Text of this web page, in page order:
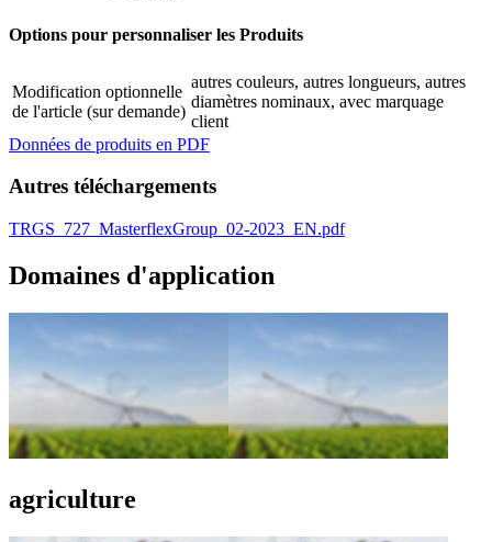
Options pour personnaliser les Produits
Modification optionnelle
de l'article (sur demande)
autres couleurs, autres longueurs, autres
diamètres nominaux, avec marquage
client
Données de produits en PDF
Autres téléchargements
TRGS_727_MasterflexGroup_02-2023_EN.pdf
Domaines d'application
agriculture